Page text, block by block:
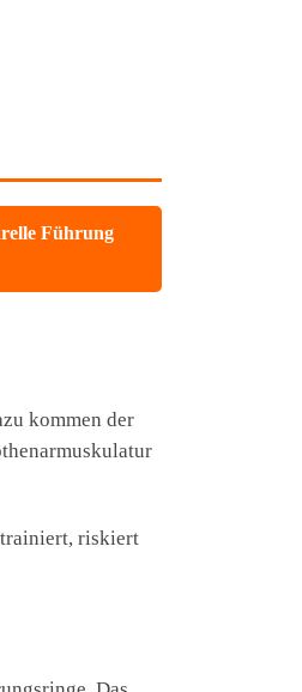
Führung
kommen der
trainiert, riskiert